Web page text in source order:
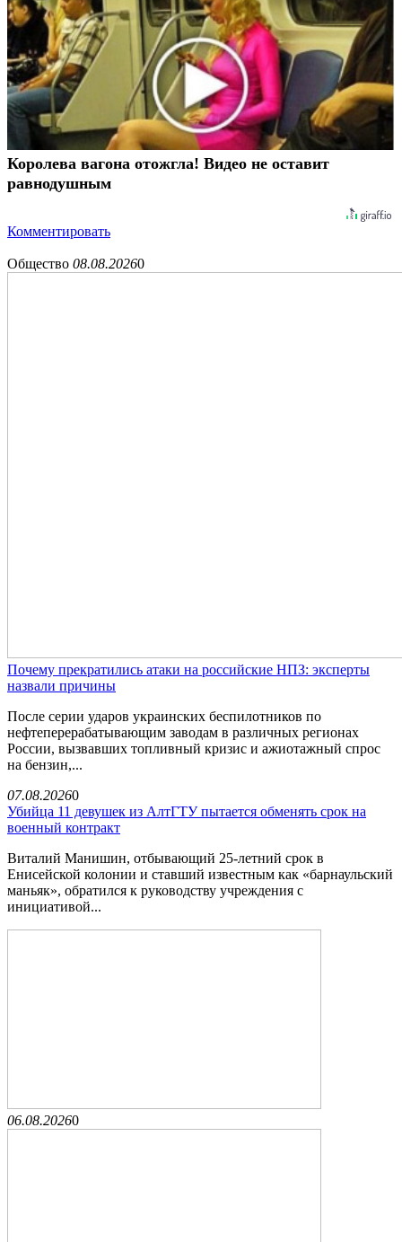
Королева вагона отожгла! Видео не оставит
равнодушным
Комментировать
Общество 08.08.20260
Почему прекратились атаки на российские НПЗ: эксперты
назвали причины
После серии ударов украинских беспилотников по
нефтеперерабатывающим заводам в различных регионах
России, вызвавших топливный кризис и ажиотажный спрос
на бензин,...
07.08.20260
Убийца 11 девушек из АлтГТУ пытается обменять срок на
военный контракт
Виталий Манишин, отбывающий 25-летний срок в
Енисейской колонии и ставший известным как «барнаульский
маньяк», обратился к руководству учреждения с
инициативой...
06.08.20260